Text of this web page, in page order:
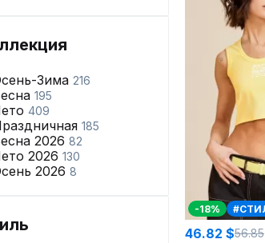
Зима 216
195
409
185
2026 82
2026 130
2026 8
-18%
46.82 $56.85